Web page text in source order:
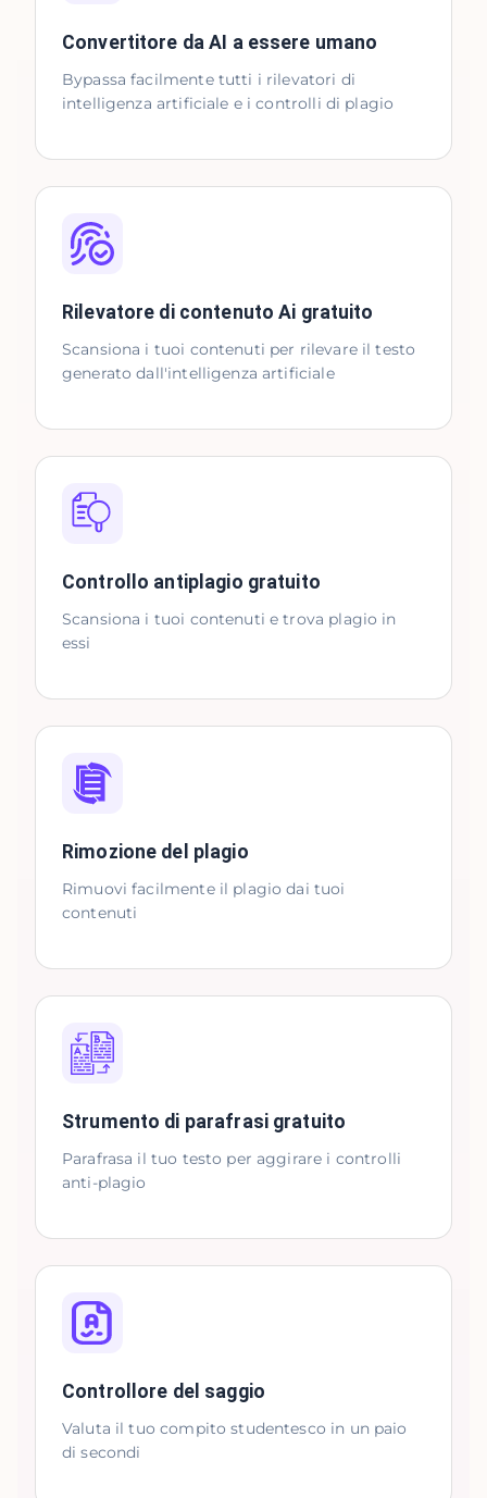
Convertitore da AI a essere umano
Bypassa facilmente tutti i rilevatori di
intelligenza artificiale e i controlli di plagio
Rilevatore di contenuto Ai gratuito
Scansiona i tuoi contenuti per rilevare il testo
generato dall'intelligenza artificiale
Controllo antiplagio gratuito
Scansiona i tuoi contenuti e trova plagio in
essi
Rimozione del plagio
Rimuovi facilmente il plagio dai tuoi
contenuti
Strumento di parafrasi gratuito
Parafrasa il tuo testo per aggirare i controlli
anti-plagio
Controllore del saggio
Valuta il tuo compito studentesco in un paio
di secondi